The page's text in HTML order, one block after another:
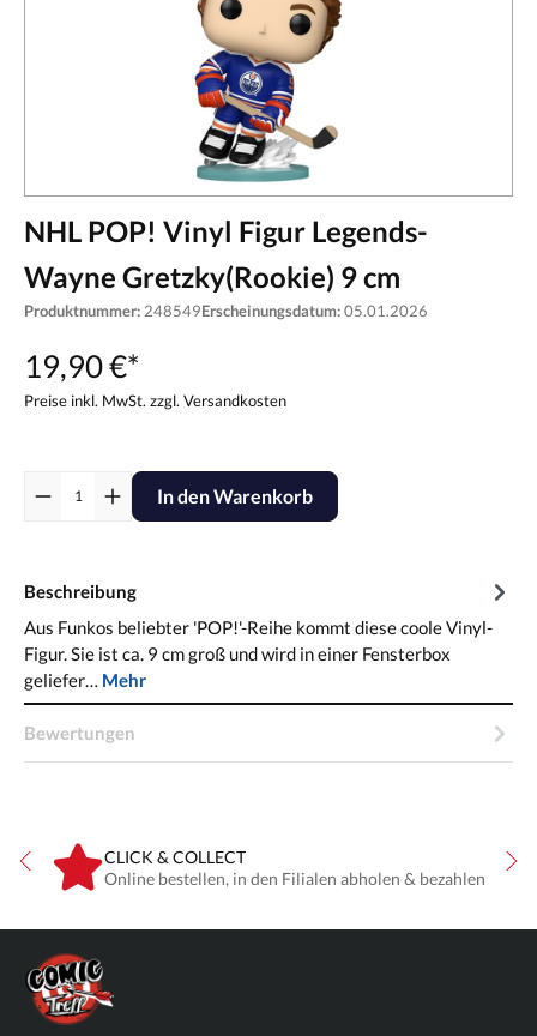
NHL POP! Vinyl Figur Legends-
Wayne Gretzky(Rookie) 9 cm
Produktnummer: 248549Erscheinungsdatum:05.01.2026
19,90 €*
Preise inkl. MwSt. zzgl. Versandkosten
In den Warenkorb
Beschreibung
Aus Funkos beliebter 'POP!'-Reihe kommt diese coole Vinyl-
Figur. Sie ist ca. 9 cm groß und wird in einer Fensterbox
geliefer… Mehr
Bewertungen
CLICK & COLLECT
Online bestellen, in den Filialen abholen & bezahlen